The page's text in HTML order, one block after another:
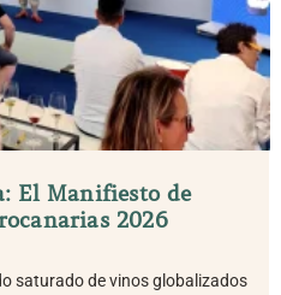
El Manifiesto de
2026
saturado de vinos globalizados